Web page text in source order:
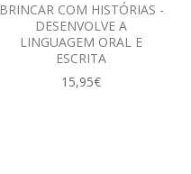
BRINCAR COM HISTÓRIAS -
DESENVOLVE A
LINGUAGEM ORAL E
ESCRITA
15,95€